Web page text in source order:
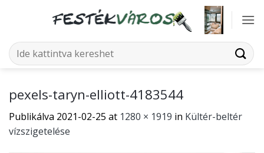
Keresés
a
pexels-taryn-elliott-4183544
Publikálva 2021-02-25 at 1280 × 1919 in Kültér-beltér
vízszigetelése